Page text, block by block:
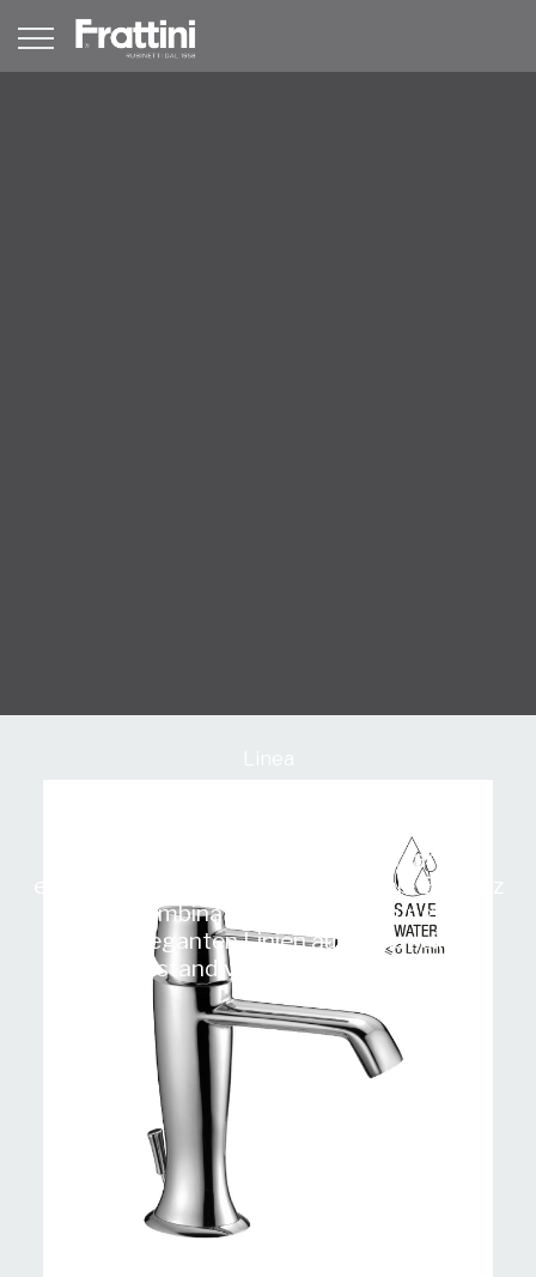
Die vom Architekten Paolo Bertarelli
entworfene Armatur drückt formale Eleganz
in einer Kombination aus geschwungenen
und eleganten Linien aus. Es ist ein
Gegenstand von seltener Eleganz.